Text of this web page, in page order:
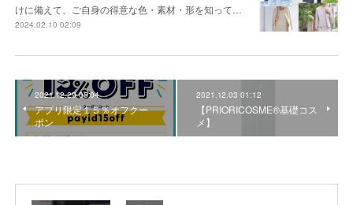
けに備えて、ご自身の得意な色・素材・形を知って…
2024.02.10 02:09
2021.12.29 05:04
アプリ限定１５％オフクー
ポン
2021.12.03 01:12
【PRIORICOSME®基礎コス
メ】